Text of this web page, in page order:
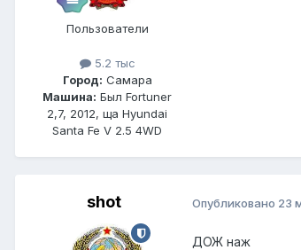
Пользователи
5.2 тыс
Город: Самара
Машина: Был Fortuner
2,7, 2012, ща Hyundai
Santa Fe V 2.5 4WD
shot Опубликовано 23
ДОЖ наж